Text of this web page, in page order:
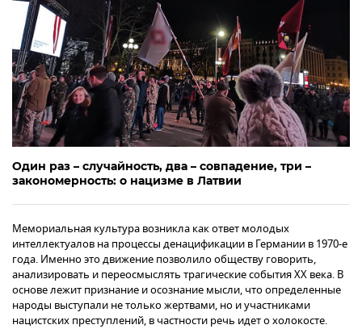
Один раз – случайность, два – совпадение, три –
закономерность: о нацизме в Латвии
Мемориальная культура возникла как ответ молодых
интеллектуалов на процессы денацификации в Германии в 1970-е
года. Именно это движение позволило обществу говорить,
анализировать и переосмыслять трагические события ХХ века. В
основе лежит признание и осознание мысли, что определенные
народы выступали не только жертвами, но и участниками
нацистских преступлений, в частности речь идет о холокосте.